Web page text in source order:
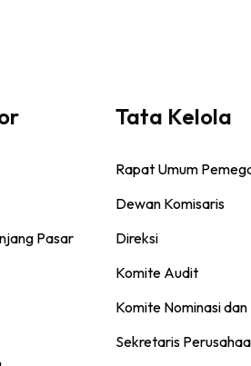
Pasar
Tata Kelola
Rapat Umum
Dewan Komisaris
Direksi
Komite Audit
Komite Nominasi dan
Sekretaris